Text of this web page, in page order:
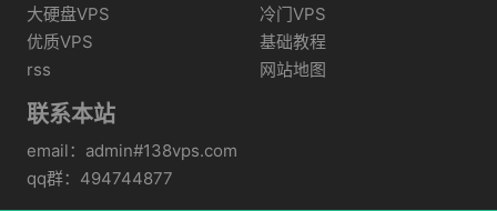
大硬盘VPS
冷门VPS
优质VPS
基础教程
rss
网站地图
联系本站
email：admin#138vps.com
qq群：494744877